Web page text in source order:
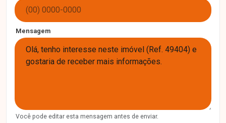
Mensagem
Você pode editar esta mensagem antes de enviar.